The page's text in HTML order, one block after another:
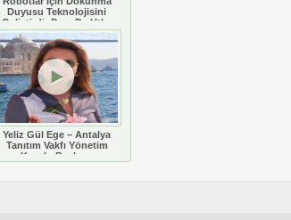
Duyusu Teknolojisini
Geliştirdi: Doç. Dr. Utku
Büyükşahin
Yeliz Gül Ege – Antalya
Tanıtım Vakfı Yönetim
Kurulu Başkanı